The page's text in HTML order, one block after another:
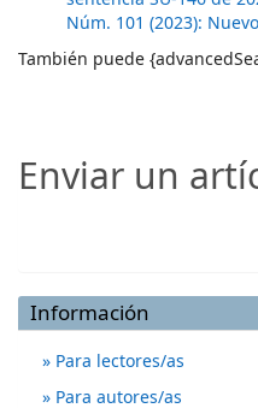
Núm. 101 (2023):
También puede
Enviar un
Información
Para lectores/as
Para autores/as